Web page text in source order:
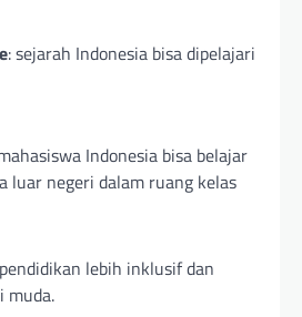
: sejarah Indonesia bisa dipelajari
Indonesia bisa belajar
luar negeri dalam ruang kelas
lebih inklusif dan
muda.